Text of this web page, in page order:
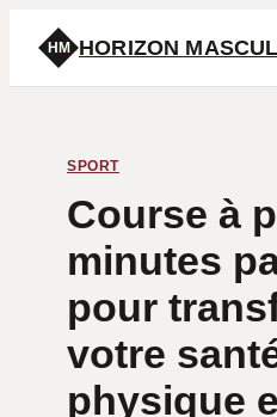
HM HORIZON
SPORT
Course à
minutes
pour
votre
physique